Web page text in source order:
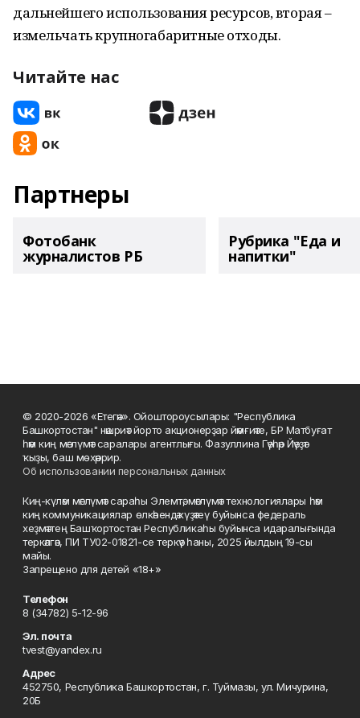
дальнейшего использования ресурсов, вторая –
измельчать крупногабаритные отходы.
Читайте нас
Партнеры
Фотобанк
журналистов РБ
Рубрика "Еда и
напитки"
© 2020-2026 «Етегән». Ойоштороусылары: "Республика
Башкортостан" нәшриәт йорто акционерҙар йәмғиәте, БР Матбуғат
һәм киң мәғлүмәт саралары агентлығы. Фазуллина Гәүһәр Йәүҙәт
ҡыҙы, баш мөхәррир.
Об использовании персональных данных
Киң-күләм мәғлүмәт сараһы Элемтә, мәғлүмәт технологиялары һәм
киң коммуникациялар өлкәһендә күҙәтеү буйынса федераль
хеҙмәттең Башҡортостан Республикаһы буйынса идаралығында
теркәлгән, ПИ ТУ02-01821-се теркәү һаны, 2025 йылдың 19-сы
майы.
Запрещено для детей «18+»
Телефон
8 (34782) 5-12-96
Эл. почта
tvest@yandex.ru
Адрес
452750, Республика Башкортостан, г. Туймазы, ул. Мичурина,
20Б